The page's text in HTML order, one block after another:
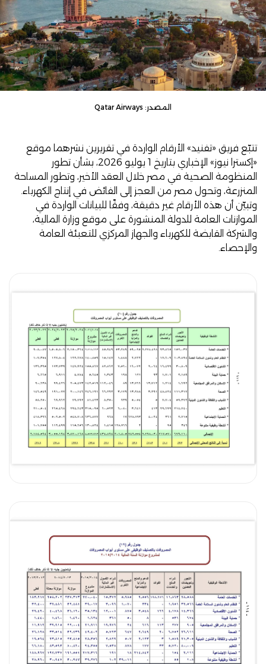
المصدر: Qatar Airways
تتبّع فريق «تفنيد» الأرقام الواردة في تقريرين نشرهما موقع
«إكسترا نيوز» الإخباري بتاريخ 1 يوليو 2026، بشأن تطور
المنظومة الصحية في مصر خلال العقد الأخير، وتطور المساحة
المنزرعة، وتحول مصر من العجز إلى الفائض في إنتاج الكهرباء.
وتبيّن أن هذه الأرقام غير دقيقة، وفقًا للبيانات الواردة في
الموازنات العامة للدولة المنشورة على موقع وزارة المالية،
والشركة القابضة للكهرباء والجهاز المركزي للتعبئة العامة
والإحصاء.